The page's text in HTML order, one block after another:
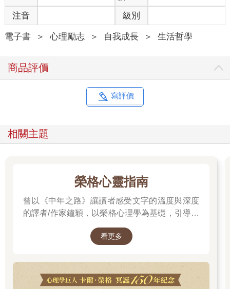
注音
級別
電子書 ＞ 心理勵志 ＞ 自我成長 ＞ 生活哲學
商品評價
寫評價
相關主題
榮格心靈指南
曾以《中年之路》讓讀者感受文字的溫度與深度
的譯者/作家鐘穎，以榮格心理學為基礎，引導你
間，你是否忘了真正的自己？文字溫柔卻不逃避
的自己……想知道如何開始這段心靈旅程嗎？
看更多